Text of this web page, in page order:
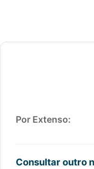
Por Extenso:
Consultar outro